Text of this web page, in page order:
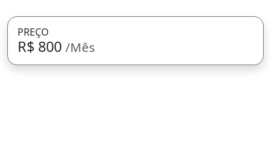
PREÇO
R$ 800 /Mês